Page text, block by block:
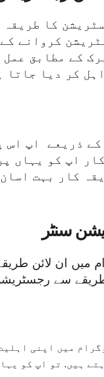
کا
کروانے
کے مطابق
کر دیا جاتا
ذریعے اپ اس
اپ کو یہاں
کار بہت
میں ان لائن
سے
میں اپنی
ہیں. تو اپ کو